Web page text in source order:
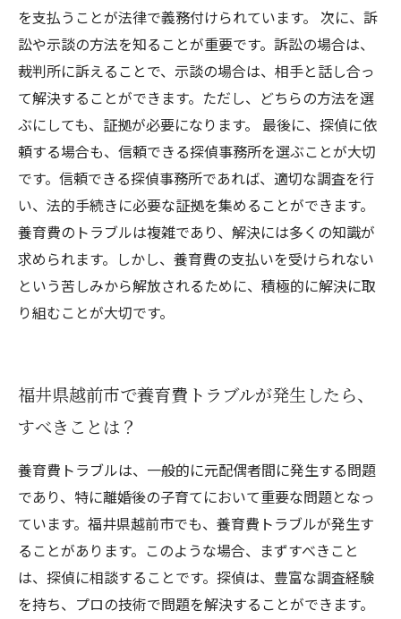
を支払うことが法律で義務付けられています。 次に、訴
訟や示談の方法を知ることが重要です。訴訟の場合は、
裁判所に訴えることで、示談の場合は、相手と話し合っ
て解決することができます。ただし、どちらの方法を選
ぶにしても、証拠が必要になります。 最後に、探偵に依
頼する場合も、信頼できる探偵事務所を選ぶことが大切
です。信頼できる探偵事務所であれば、適切な調査を行
い、法的手続きに必要な証拠を集めることができます。
養育費のトラブルは複雑であり、解決には多くの知識が
求められます。しかし、養育費の支払いを受けられない
という苦しみから解放されるために、積極的に解決に取
り組むことが大切です。
福井県越前市で養育費トラブルが発生したら、
すべきことは？
養育費トラブルは、一般的に元配偶者間に発生する問題
であり、特に離婚後の子育てにおいて重要な問題となっ
ています。福井県越前市でも、養育費トラブルが発生す
ることがあります。このような場合、まずすべきこと
は、探偵に相談することです。探偵は、豊富な調査経験
を持ち、プロの技術で問題を解決することができます。